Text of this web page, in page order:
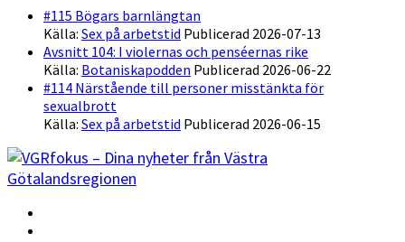
#115 Bögars barnlängtan
Källa: Sex på arbetstid Publicerad 2026-07-13
Avsnitt 104: I violernas och penséernas rike
Källa: Botaniskapodden Publicerad 2026-06-22
#114 Närstående till personer misstänkta för
sexualbrott
Källa: Sex på arbetstid Publicerad 2026-06-15